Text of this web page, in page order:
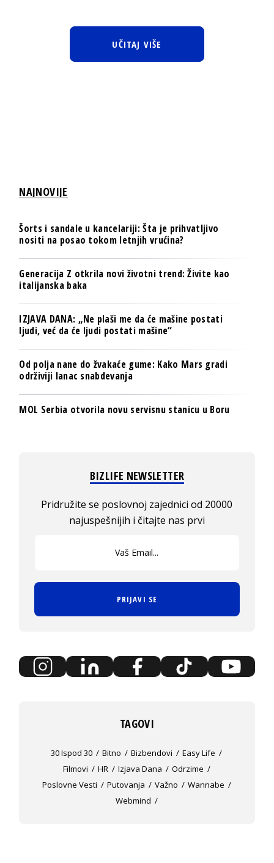
UČITAJ VIŠE
NAJNOVIJE
Šorts i sandale u kancelariji: Šta je prihvatljivo
nositi na posao tokom letnjih vrućina?
Generacija Z otkrila novi životni trend: Živite kao
italijanska baka
IZJAVA DANA: „Ne plaši me da će mašine postati
ljudi, već da će ljudi postati mašine“
Od polja nane do žvakaće gume: Kako Mars gradi
održiviji lanac snabdevanja
MOL Serbia otvorila novu servisnu stanicu u Boru
BIZLIFE NEWSLETTER
Pridružite se poslovnoj zajednici od 20000
najuspešnijih i čitajte nas prvi
PRIJAVI SE
TAGOVI
30 Ispod 30 Bitno Bizbendovi
Easy Life
Filmovi
HR Izjava Dana
Odrzime
Poslovne Vesti
Putovanja Važno
Wannabe
Webmind